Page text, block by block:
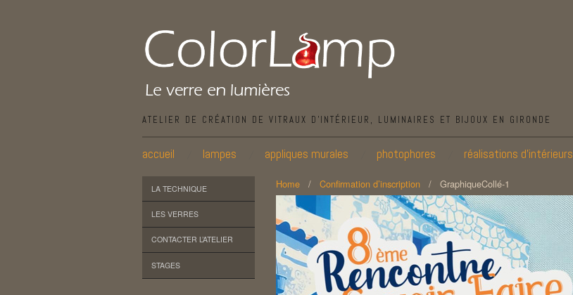
ATELIER DE CRÉATION DE VITRAUX D’INTÉRIEUR, LUMINAIRES ET BIJOUX EN GIRONDE
accueil lampes appliques murales photophores réalisations d’intérieurs
LA TECHNIQUE
LES VERRES
CONTACTER L’ATELIER
STAGES
Home / Confirmation d’inscription / GraphiqueCollé-1